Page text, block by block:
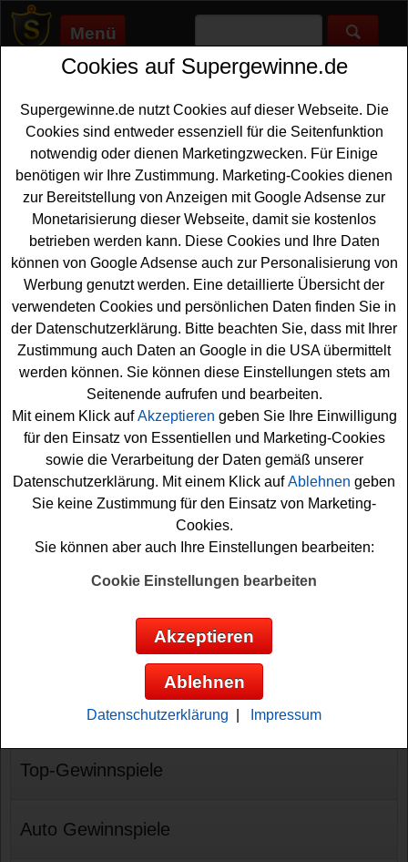
Menü
Supergewinne.de>Gewinnspiele>Stadt-iserlohn
Stadt Iserlohn Gewinnspiel
Jetzt beim Stadt Iserlohn Gewinnspiel mitmachen und tolle
Preise gewinnen. ✅ Stadt Iserlohn Gewinnspiele, die auf
Supergewinne.de gelistet sind, finden Sie hier. ✅
Stadt Iserlohn Gewinnspiele
Stadt Iserlohn Adventskalender
Gewinnspiel
Wer sich ind er Zeit bis Weihnachten gern täglich
überraschen lässt, sollte bei dem Stadt Iserlohn
Adventskalender Gewinnspiel auf waldstadt-
adventskalender.de mitmachen. Zu gewinnen gibt es
attraktive Sachpreise und Überraschungen, zum Beispiel
Waldstadt Gutscheine, eine ...
tolle Sachpreise und Überraschungen gewinnen
mehr lesen
Gewinnspiele
Neue Gewinnspiele
Top-Gewinnspiele
Auto Gewinnspiele
Cookies auf Supergewinne.de
Supergewinne.de nutzt Cookies auf dieser Webseite. Die
Cookies sind entweder essenziell für die Seitenfunktion
notwendig oder dienen Marketingzwecken. Für Einige
benötigen wir Ihre Zustimmung. Marketing-Cookies dienen
zur Bereitstellung von Anzeigen mit Google Adsense zur
Monetarisierung dieser Webseite, damit sie kostenlos
betrieben werden kann. Diese Cookies und Ihre Daten
können von Google Adsense auch zur Personalisierung von
Werbung genutzt werden. Eine detaillierte Übersicht der
verwendeten Cookies und persönlichen Daten finden Sie in
der Datenschutzerklärung. Bitte beachten Sie, dass mit Ihrer
Zustimmung auch Daten an Google in die USA übermittelt
werden können. Sie können diese Einstellungen stets am
Seitenende aufrufen und bearbeiten.
Mit einem Klick aufAkzeptieren geben Sie Ihre Einwilligung
für den Einsatz von Essentiellen und Marketing-Cookies
sowie die Verarbeitung der Daten gemäß unserer
Datenschutzerklärung. Mit einem Klick aufAblehnen geben
Sie keine Zustimmung für den Einsatz von Marketing-
Cookies.
Sie können aber auch Ihre Einstellungen bearbeiten:
Cookie Einstellungen bearbeiten
Akzeptieren
Ablehnen
Datenschutzerklärung Impressum